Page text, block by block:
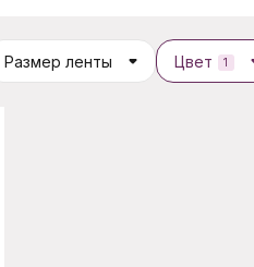
Размер ленты Цвет 1